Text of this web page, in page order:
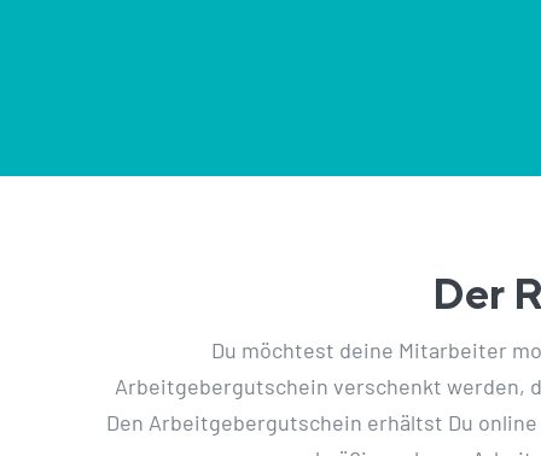
Der
Du möchtest deine Mitarbeiter
Arbeitgebergutschein verschenkt werden,
Den Arbeitgebergutschein erhältst Du